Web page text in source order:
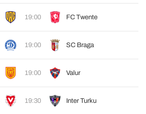
19:00 FC Twente
19:00 SC Braga
19:00 Valur
19:30 Inter Turku